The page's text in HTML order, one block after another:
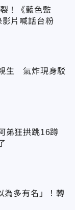
！《藍色監
片喊話台粉
生 氣炸現身駁
弟狂拱跳16蹲
為多有名」！轉